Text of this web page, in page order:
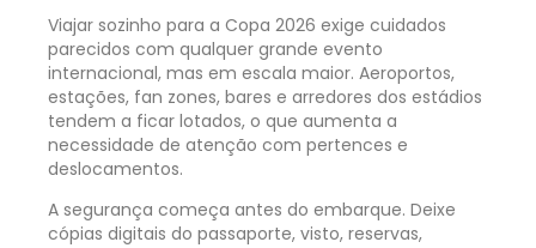
Viajar sozinho para a Copa 2026 exige cuidados
parecidos com qualquer grande evento
internacional, mas em escala maior. Aeroportos,
estações, fan zones, bares e arredores dos estádios
tendem a ficar lotados, o que aumenta a
necessidade de atenção com pertences e
deslocamentos.
A segurança começa antes do embarque. Deixe
cópias digitais do passaporte, visto, reservas,